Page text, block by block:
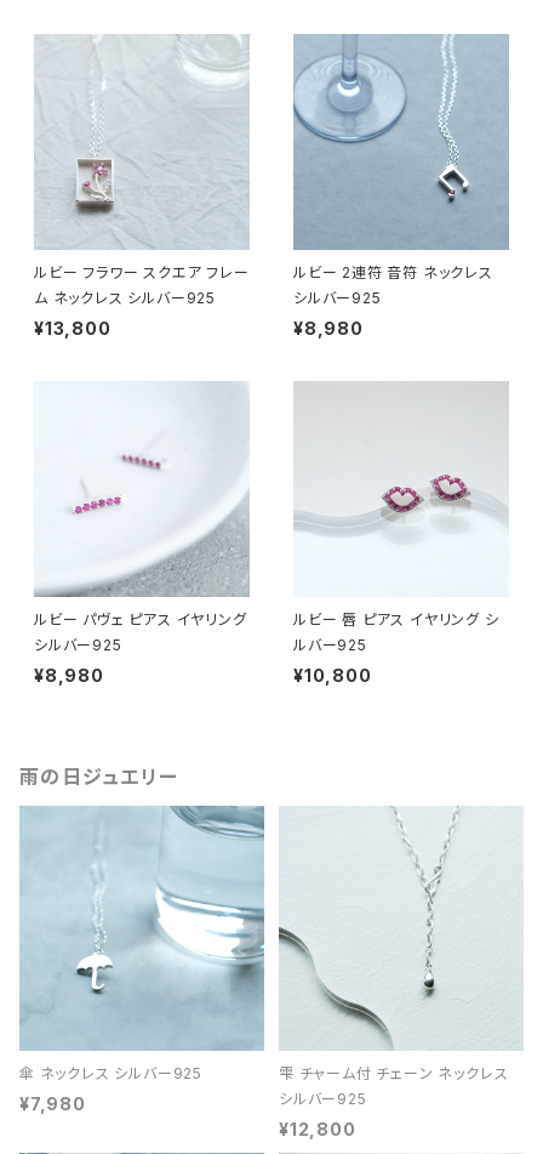
ルビー フラワー スクエア フレー
ム ネックレス シルバー925
¥13,800
ルビー 2連符 音符 ネックレス
シルバー925
¥8,980
ルビー パヴェ ピアス イヤリング
シルバー925
¥8,980
ルビー 唇 ピアス イヤリング シ
ルバー925
¥10,800
雨の日ジュエリー
傘 ネックレス シルバー925
¥7,980
雫 チャーム付 チェーン ネックレス
シルバー925
¥12,800